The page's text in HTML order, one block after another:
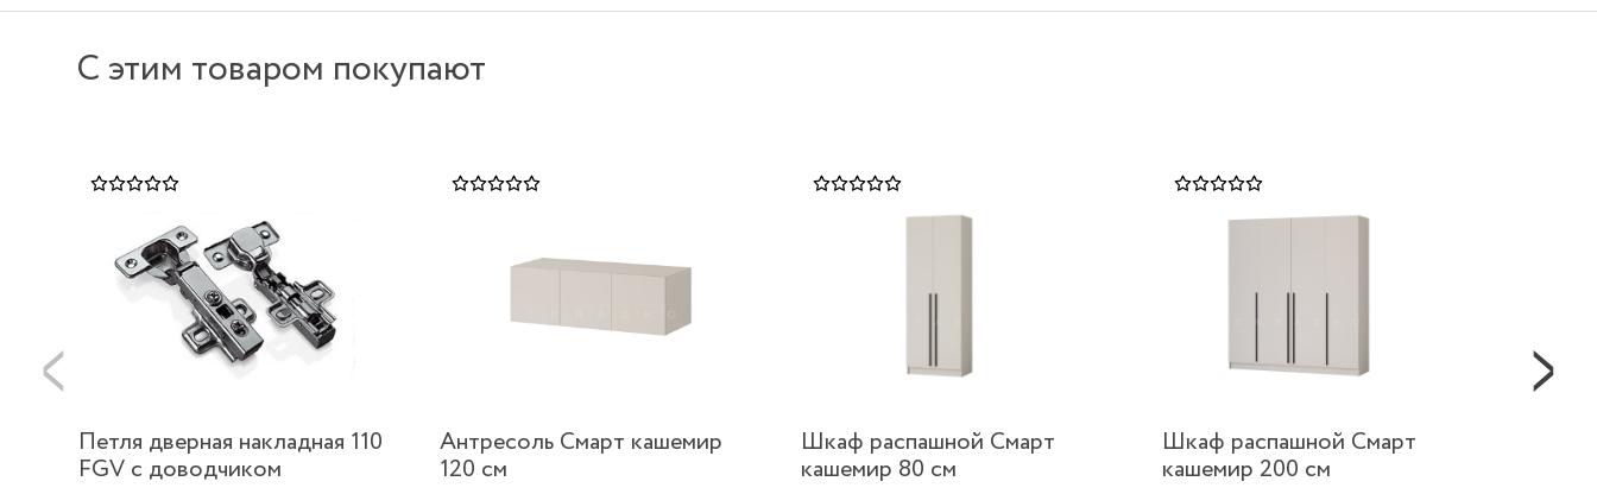
С этим товаром покупают
Петля дверная накладная 110
FGV с доводчиком
Антресоль Смарт кашемир
120 см
Шкаф распашной Смарт
кашемир 80 см
Шкаф распашной Смарт
кашемир 200 см